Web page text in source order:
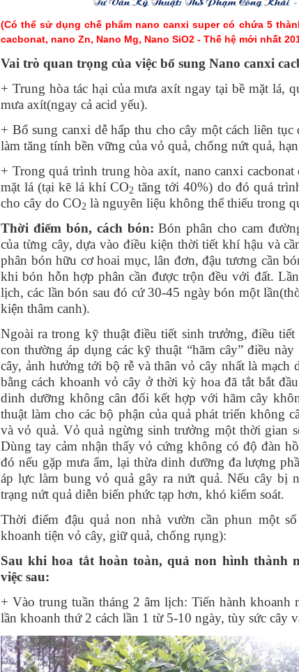
(Có thể sử dụng chế phẩm nano canxi super có chứa 5
cacbonat, nano Zn, Nano Mg, Nano SiO2 - Thế hệ mới nhất
Vai trò quan trọng của việc bổ sung Nano canxi
+ Trung hòa tác hại của mưa axít ngay tại bề mặt lá,
mưa axít(ngay cả acid yếu).
+ Bổ sung canxi dễ hấp thu cho cây một cách liên
làm tăng tính bền vững của vỏ quả, chống nứt quả,
+ Trong quá trình trung hòa axít, nano canxi
mặt lá (tại kẽ lá khí CO2 tăng tới 40%) do đó quá
cho cây do CO2 là nguyên liệu không thể thiếu trong
Thời điểm bón, cách bón: Bón phân cho cam
của từng cây, dựa vào điều kiện thời tiết khí hậu và
phân bón hữu cơ hoai mục, lân đơn, đậu tương cần
khi bón hỗn hợp phân cần được trộn đều với đất.
lịch,các lần bón sau đó cứ 30-45 ngày bón mộtlần(
kiện thâm canh).
Ngoài ra trong kỹ thuật điều tiết sinh trưởng, điều
con thường áp dụng các kỹ thuật “hãm cây” điều
cây, ảnh hưởng tới bộ rễ và thân vỏ cây nhất là
bằng cách khoanh vỏ cây ở thời kỳ hoa đã tắt bắt
dinh dưỡng không cân đối kết hợp với hãm cây
thuật làm cho các bộ phận của quả phát triển không
và vỏ quả. Vỏ quả ngừng sinh trưởng một thời gian
Dùng tay cảm nhận thấy vỏ cứng không có độ đàn
đó nếu gặp mưa ẩm, lại thừa dinh dưỡng đa lượng
áp lực làm bung vỏ quả gây ra nứt quả. Nếu cây bị
trạng nứt quả diễn biến phức tạp hơn, khó kiểm soát.
Thời điểm đậu quả non nhà vườn cần phun một
khoanh tiện vỏ cây, giữ quả, chống rụng):
Sau khi hoa tắt hoàn toàn, quả non hình thành
việc sau:
+ Vào trung tuần tháng 2 âm lịch: Tiến hành
lần khoanh thứ 2 cách lần 1 từ 5-10 ngày, tùy sức cây